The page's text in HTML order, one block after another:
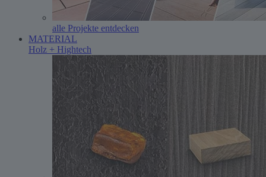
alle Projekte entdecken
MATERIAL
Holz + Hightech